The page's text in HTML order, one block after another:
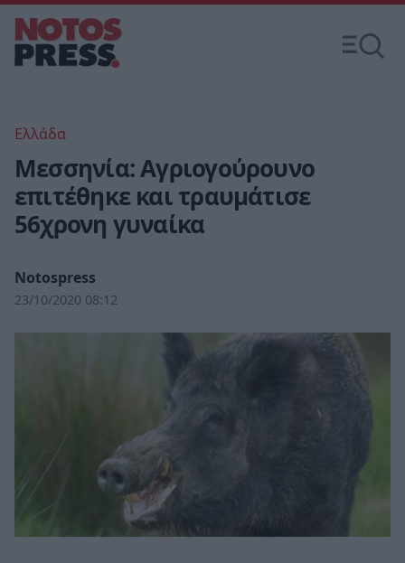
Ελλάδα
Μεσσηνία: Αγριογούρουνο
επιτέθηκε και τραυμάτισε
56χρονη γυναίκα
Notospress
23/10/2020 08:12